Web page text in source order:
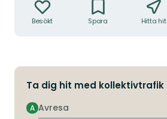
Besökt Spara Hitta hit
Ta dig hit med kollektivtrafik
Avresa
A